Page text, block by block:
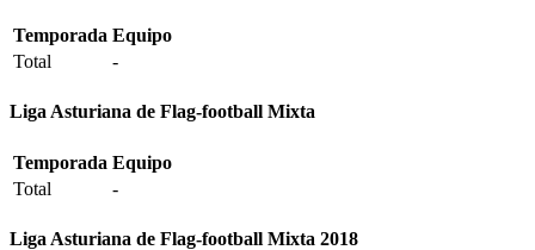
Temporada Equipo
Total
-
Liga Asturiana de Flag-football Mixta
Temporada Equipo
Total
-
Liga Asturiana de Flag-football Mixta 2018